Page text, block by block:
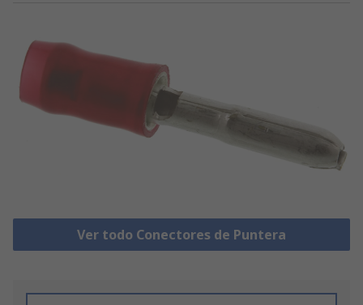
Ver todo Conectores de Puntera